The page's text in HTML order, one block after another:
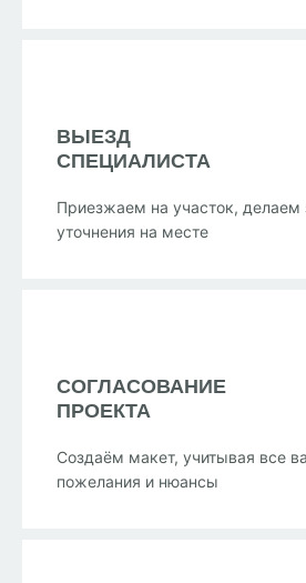
ВЫЕЗД
СПЕЦИАЛИСТА
Приезжаем на участок,
уточнения на месте
СОГЛАСОВАНИЕ
ПРОЕКТА
Создаём макет, учитывая все
пожелания и нюансы